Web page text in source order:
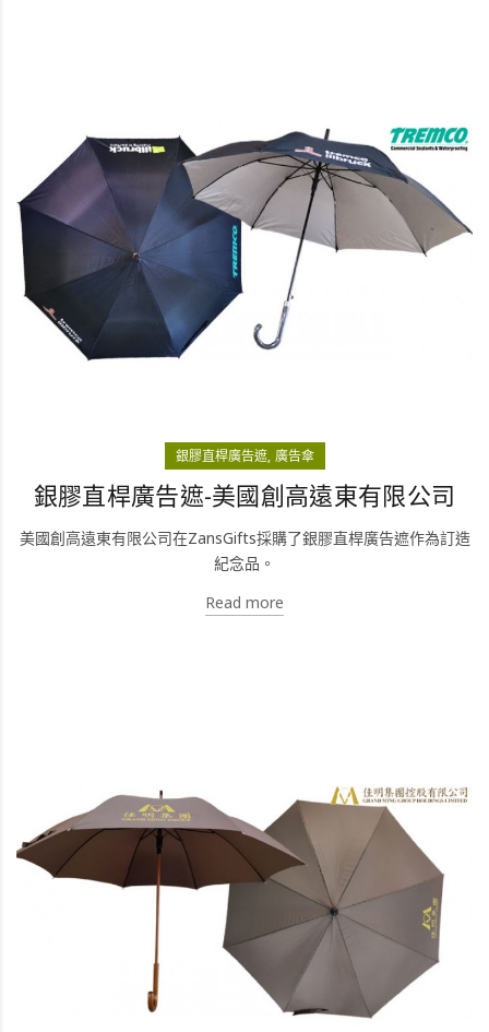
銀膠直桿廣告遮 廣告傘
銀膠直桿廣告遮-美國創高遠東有限公司
美國創高遠東有限公司在ZansGifts採購了銀膠直桿廣告遮作為訂造
紀念品。
Read more